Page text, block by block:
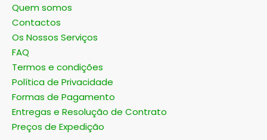
Quem somos
Contactos
Os Nossos Serviços
FAQ
Termos e condições
Política de Privacidade
Formas de Pagamento
Entregas e Resolução de Contrato
Preços de Expedição